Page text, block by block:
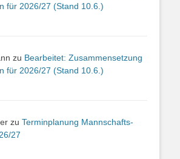
für 2026/27 (Stand 10.6.)
zu Bearbeitet: Zusammensetzung
für 2026/27 (Stand 10.6.)
zu Terminplanung Mannschafts-
27